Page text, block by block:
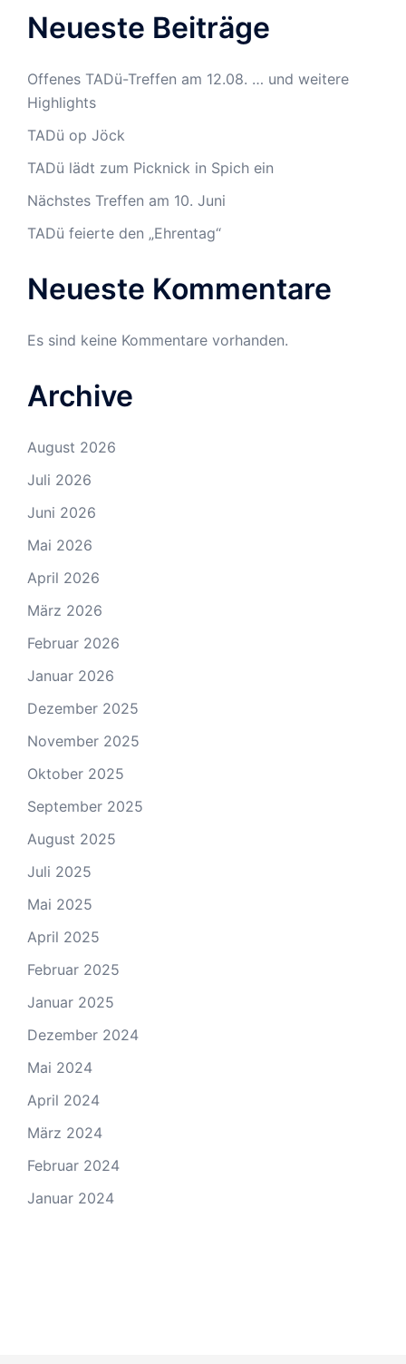
Neueste Beiträge
Offenes TADü-Treffen am 12.08. … und weitere
Highlights
TADü op Jöck
TADü lädt zum Picknick in Spich ein
Nächstes Treffen am 10. Juni
TADü feierte den „Ehrentag“
Neueste Kommentare
Es sind keine Kommentare vorhanden.
Archive
August 2026
Juli 2026
Juni 2026
Mai 2026
April 2026
März 2026
Februar 2026
Januar 2026
Dezember 2025
November 2025
Oktober 2025
September 2025
August 2025
Juli 2025
Mai 2025
April 2025
Februar 2025
Januar 2025
Dezember 2024
Mai 2024
April 2024
März 2024
Februar 2024
Januar 2024